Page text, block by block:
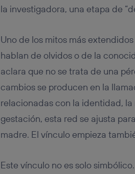
la investigadora, una etapa de
Uno de los mitos más
hablan de olvidos o de la
aclara que no se trata de una
cambios se producen en la
relacionadas con la identidad,
gestación, esta red se ajusta
madre. El vínculo empieza
Este vínculo no es solo